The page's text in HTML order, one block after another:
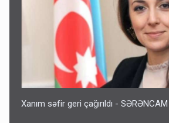
Xanım səfir geri çağırıldı - SƏRƏNCAM